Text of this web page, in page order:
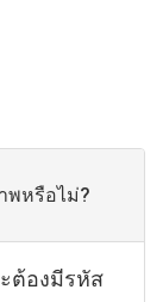
พหรือไม่?
ต้องมีรหัส